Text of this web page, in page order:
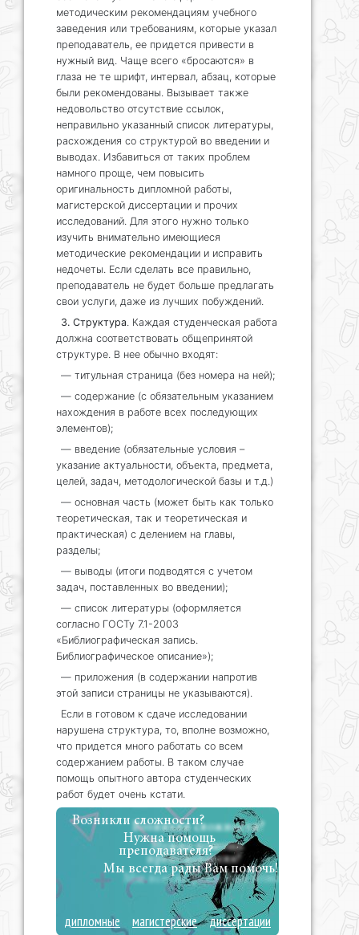
методическим рекомендациям учебного
заведения или требованиям, которые указал
преподаватель, ее придется привести в
нужный вид. Чаще всего «бросаются» в
глаза не те шрифт, интервал, абзац, которые
были рекомендованы. Вызывает также
недовольство отсутствие ссылок,
неправильно указанный список литературы,
расхождения со структурой во введении и
выводах. Избавиться от таких проблем
намного проще, чем повысить
оригинальность дипломной работы,
магистерской диссертации и прочих
исследований. Для этого нужно только
изучить внимательно имеющиеся
методические рекомендации и исправить
недочеты. Если сделать все правильно,
преподаватель не будет больше предлагать
свои услуги, даже из лучших побуждений.
3. Структура . Каждая студенческая работа
должна соответствовать общепринятой
структуре. В нее обычно входят:
— титульная страница (без номера на ней);
— содержание (с обязательным указанием
нахождения в работе всех последующих
элементов);
— введение (обязательные условия –
указание актуальности, объекта, предмета,
целей, задач, методологической базы и т.д.)
— основная часть (может быть как только
теоретическая, так и теоретическая и
практическая) с делением на главы,
разделы;
— выводы (итоги подводятся с учетом
задач, поставленных во введении);
— список литературы (оформляется
согласно ГОСТу 7.1-2003
«Библиографическая запись.
Библиографическое описание»);
— приложения (в содержании напротив
этой записи страницы не указываются).
Если в готовом к сдаче исследовании
нарушена структура, то, вполне возможно,
что придется много работать со всем
содержанием работы. В таком случае
помощь опытного автора студенческих
работ будет очень кстати.
Возникли сложности?
Нужна помощь
преподавателя?
Мы всегда рады Вам помочь!
дипломные магистерские диссертации